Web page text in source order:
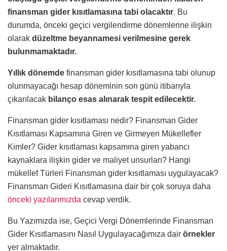
finansman gider kısıtlamasına tabi olacaktır. Bu
durumda, önceki geçici vergilendirme dönemlerine ilişkin
olarak düzeltme beyannamesi verilmesine gerek
bulunmamaktadır.
Yıllık dönemde finansman gider kısıtlamasına tabi olunup
olunmayacağı hesap döneminin son günü itibarıyla
çıkarılacak bilanço esas alınarak tespit edilecektir.
Finansman gider kısıtlaması nedir? Finansman Gider
Kısıtlaması Kapsamına Giren ve Girmeyen Mükellefler
Kimler? Gider kısıtlaması kapsamına giren yabancı
kaynaklara ilişkin gider ve maliyet unsurları? Hangi
mükellef Türleri Finansman gider kısıtlaması uygulayacak?
Finansman Gideri Kısıtlamasına dair bir çok soruya daha
önceki yazılarımızda cevap verdik.
Bu Yazımızda ise, Geçici Vergi Dönemlerinde Finansman
Gider Kısıtlamasını Nasıl Uygulayacağımıza dair örnekler
yer almaktadır.